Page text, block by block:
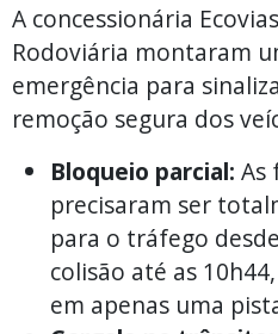
A concessionária
Rodoviária montaram
emergência para
remoção segura dos
Bloqueio parcial: As
precisaram ser
para o tráfego
colisão até as
em apenas uma